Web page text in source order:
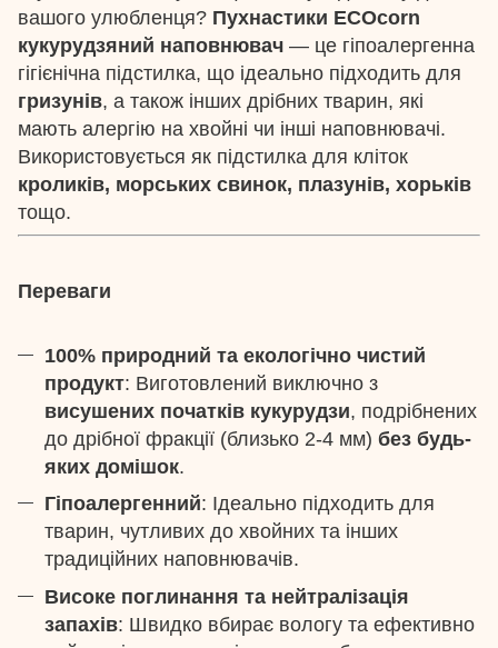
вашого улюбленця? Пухнастики ECOcorn
кукурудзяний наповнювач — це гіпоалергенна
гігієнічна підстилка, що ідеально підходить для
гризунів, а також інших дрібних тварин, які
мають алергію на хвойні чи інші наповнювачі.
Використовується як підстилка для кліток
кроликів, морських свинок, плазунів, хорьків
тощо.
Переваги
100% природний та екологічно чистий
продукт: Виготовлений виключно з
висушених початків кукурудзи, подрібнених
до дрібної фракції (близько 2-4 мм) без будь-
яких домішок.
Гіпоалергенний: Ідеально підходить для
тварин, чутливих до хвойних та інших
традиційних наповнювачів.
Високе поглинання та нейтралізація
запахів: Швидко вбирає вологу та ефективно